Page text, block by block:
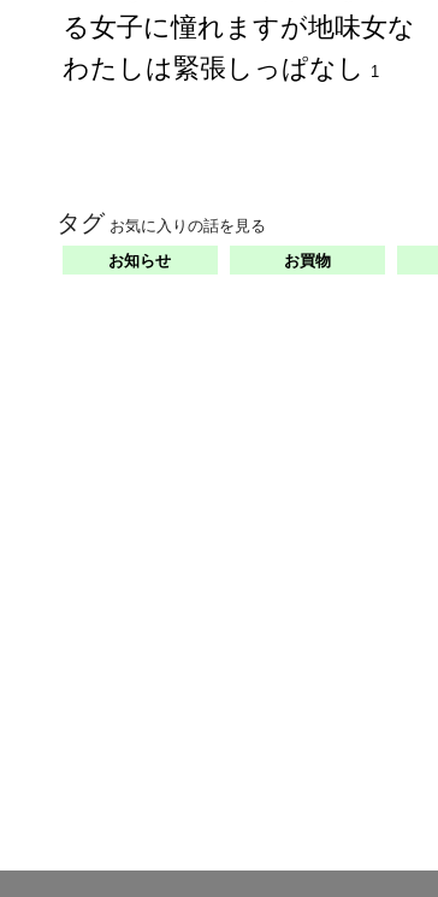
る女子に憧れますが地味女な
わたしは緊張しっぱなし 1
タグ お気に入りの話を見る
お知らせ お買物